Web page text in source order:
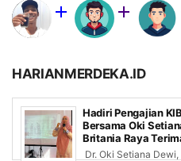
HARIANMERDEKA.ID
Hadiri Pengajian
Bersama Oki
Britania Raya
Dr. Oki Setiana Dewi,